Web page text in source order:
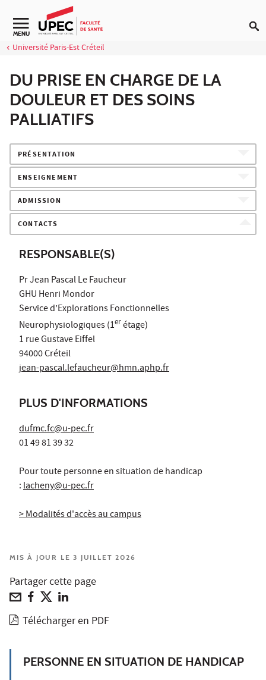
Aller au contenu
Navigation secondaire
MENU
Université Paris-Est Créteil
DU PRISE EN CHARGE DE LA
DOULEUR ET DES SOINS
PALLIATIFS
PRÉSENTATION
ENSEIGNEMENT
ADMISSION
CONTACTS
RESPONSABLE(S)
Pr Jean Pascal Le Faucheur
GHU Henri Mondor
Service d’Explorations Fonctionnelles
Neurophysiologiques (1erétage)
1 rue Gustave Eiffel
94000 Créteil
jean-pascal.lefaucheur@hmn.aphp.fr
PLUS D'INFORMATIONS
dufmc.fc@u-pec.fr
01 49 81 39 32
Pour toute personne en situation de handicap
:lacheny@u-pec.fr
> Modalités d'accès au campus
MIS À JOUR LE 3 JUILLET 2026
Partager cette page
Télécharger en PDF
PERSONNE EN SITUATION DE HANDICAP